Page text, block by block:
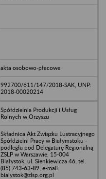
akta osobowo-płacowe
992700/611/147/2018-SAK, UNP:
2018-00020214
Spółdzielnia Produkcji i Usług
Rolnych w Orzyszu
Składnica Akt Związku Lustracyjnego
Spółdzielni Pracy w Białymstoku -
podległa pod Delegaturę Regionalną
ZSLP w Warszawie, 15-004
Białystok, ul. Sienkiewicza 46, tel.
(85) 743-63-89; e-mail:
bialystok@zlsp.org.pl